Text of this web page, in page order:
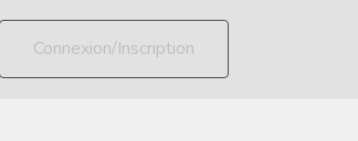
Connexion/Inscription